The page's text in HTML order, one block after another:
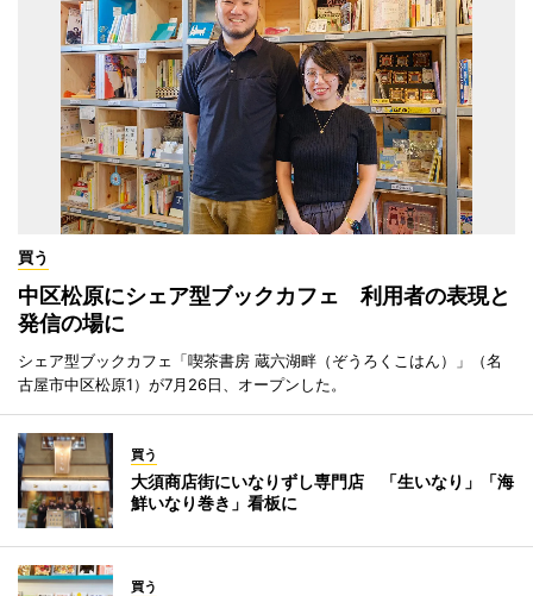
買う
中区松原にシェア型ブックカフェ 利用者の表現と
発信の場に
シェア型ブックカフェ「喫茶書房 蔵六湖畔（ぞうろくこはん）」（名
古屋市中区松原1）が7月26日、オープンした。
買う
大須商店街にいなりずし専門店 「生いなり」「海
鮮いなり巻き」看板に
買う